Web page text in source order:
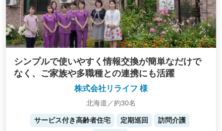
シンプルで使いやすく情報交換が簡単なだけで
なく、ご家族や多職種との連携にも活躍
株式会社リライフ 様
北海道／約30名
サービス付き高齢者住宅 定期巡回
訪問介護